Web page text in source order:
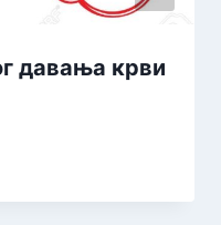
давања крви